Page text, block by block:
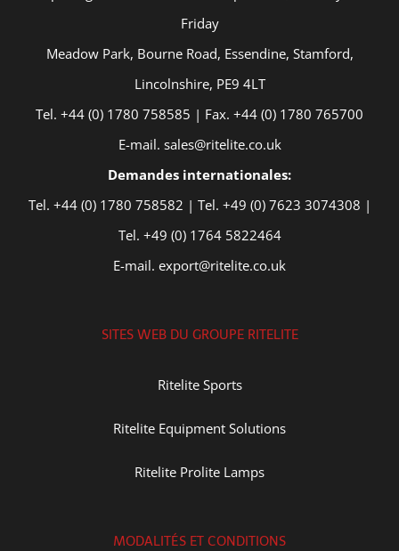
Friday
Meadow Park, Bourne Road, Essendine, Stamford,
Lincolnshire, PE9 4LT
Tel. +44 (0) 1780 758585 | Fax. +44 (0) 1780 765700
E-mail. sales@ritelite.co.uk
Demandes internationales:
Tel. +44 (0) 1780 758582 | Tel. +49 (0) 7623 3074308 |
Tel. +49 (0) 1764 5822464
E-mail. export@ritelite.co.uk
SITES WEB DU GROUPE RITELITE
Ritelite Sports
Ritelite Equipment Solutions
Ritelite Prolite Lamps
MODALITÉS ET CONDITIONS